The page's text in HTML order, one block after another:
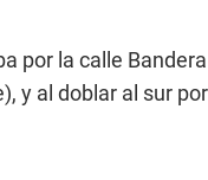
por la calle Bandera
y al doblar al sur por